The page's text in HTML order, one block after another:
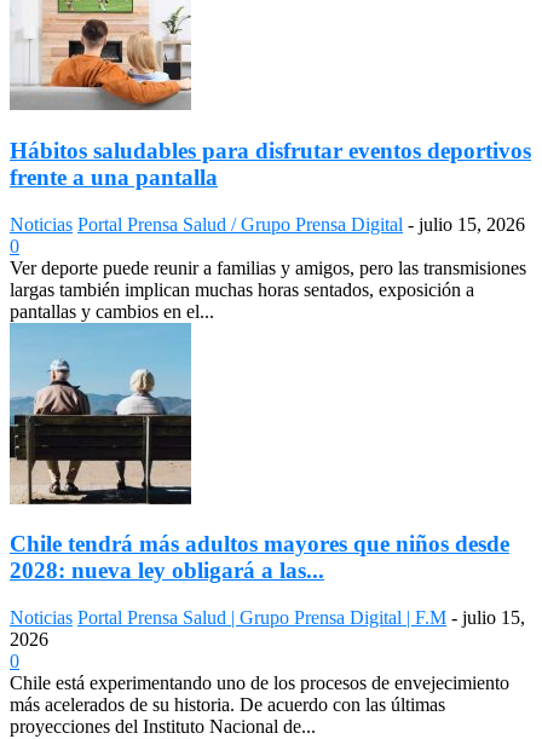
Hábitos saludables para disfrutar eventos deportivos
frente a una pantalla
Noticias Portal Prensa Salud / Grupo Prensa Digital - julio 15, 2026
0
Ver deporte puede reunir a familias y amigos, pero las transmisiones
largas también implican muchas horas sentados, exposición a
pantallas y cambios en el...
Chile tendrá más adultos mayores que niños desde
2028: nueva ley obligará a las...
Noticias Portal Prensa Salud | Grupo Prensa Digital | F.M - julio 15,
2026
0
Chile está experimentando uno de los procesos de envejecimiento
más acelerados de su historia. De acuerdo con las últimas
proyecciones del Instituto Nacional de...